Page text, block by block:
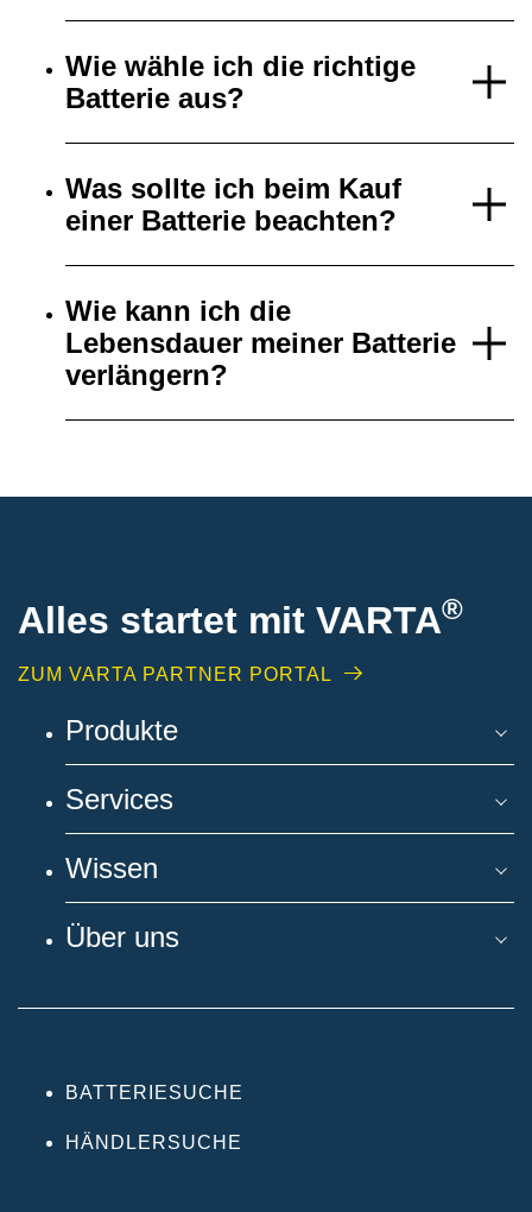
Wie wähle ich die richtige
Batterie aus?
Was sollte ich beim Kauf
einer Batterie beachten?
Wie kann ich die
Lebensdauer meiner Batterie
verlängern?
Alles startet mit VARTA®
ZUM VARTA PARTNER PORTAL
Produkte
Services
Wissen
Über uns
BATTERIESUCHE
HÄNDLERSUCHE